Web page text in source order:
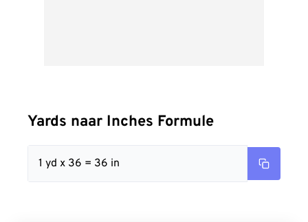
Yards naar Inches Formule
1 yd x 36 = 36 in